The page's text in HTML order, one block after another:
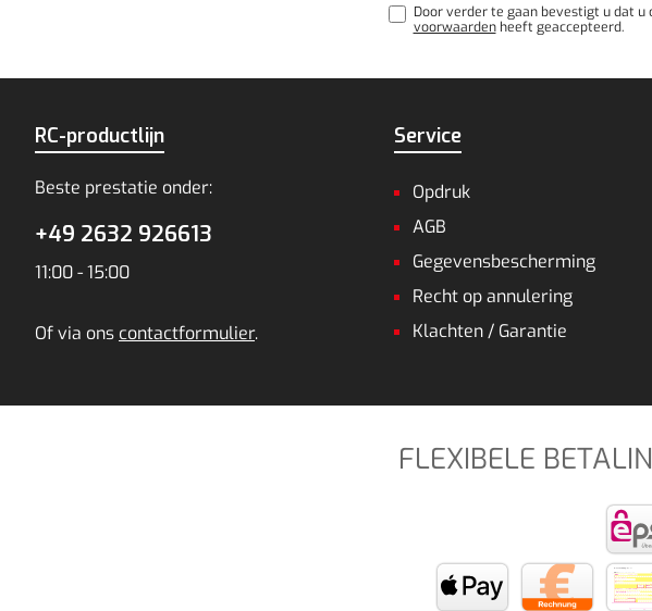
Door verder te gaan bevestigt u dat u
voorwaardenheeft geaccepteerd.
RC-productlijn
Beste prestatie onder:
+49 2632 926613
11:00 - 15:00
Of via ons contactformulier.
Service
Opdruk
AGB
Gegevensbescherming
Recht op annulering
Klachten / Garantie
FLEXIBELE